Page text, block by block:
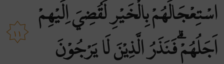
١١
اسْتِعْجَالَهُمْ بِالْخَيْرِ لَقُضِيَ اِلَيْهِمْ
اَجَلُهُمْۗ فَنَذَرُ الَّذِيْنَ لَا يَرْجُوْنَ